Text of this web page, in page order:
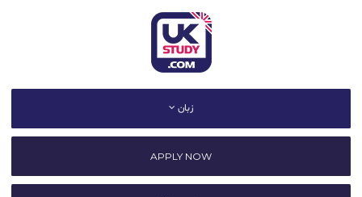
زبان
APPLY NOW